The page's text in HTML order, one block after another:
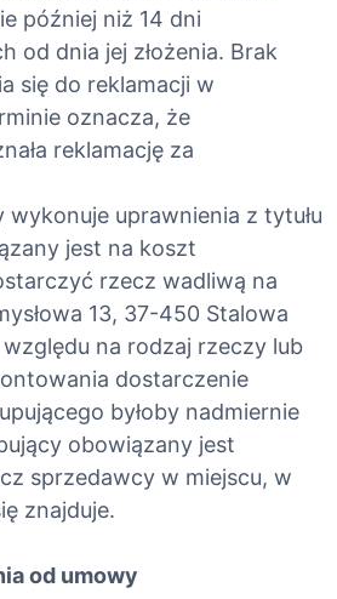
później niż 14 dni
od dnia jej złożenia. Brak
się do reklamacji w
oznacza, że
reklamację za
wykonuje uprawnienia z tytułu
jest na koszt
rzecz wadliwą na
13, 37-450 Stalowa
względu na rodzaj rzeczy lub
dostarczenie
byłoby nadmiernie
obowiązany jest
sprzedawcy w miejscu, w
znajduje.
od umowy